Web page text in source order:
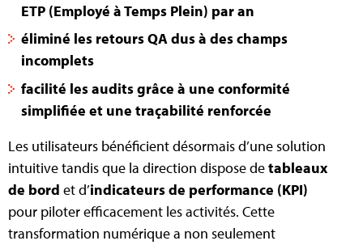
ETP (Employé à Temps Plein) par an
éliminé les retours QA dus à des champs
incomplets
facilité les audits grâce à une conformité
simplifiée et une traçabilité renforcée
Les utilisateurs bénéficient désormais d’une solution
intuitive tandis que la direction dispose detableaux
de bord et d’indicateurs de performance (KPI)
pour piloter efficacement les activités. Cette
transformation numérique a non seulement